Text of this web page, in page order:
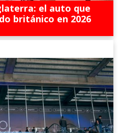
el auto que
británico en 2026